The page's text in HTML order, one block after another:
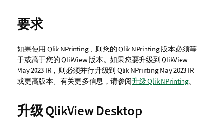
要求
如果使用 Qlik NPrinting，则您的Qlik NPrinting版本必须等
于或高于您的QlikView版本。如果您要升级到QlikView
May 2023 IR，则必须并行升级到 Qlik NPrintingMay 2023 IR
或更高版本。有关更多信息，请参阅升级 Qlik NPrinting。
升级QlikView Desktop